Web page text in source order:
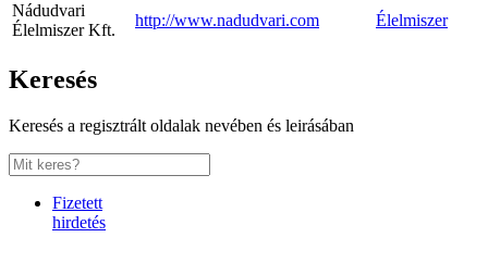
Nádudvari
Élelmiszer Kft.
http://www.nadudvari.com Élelmiszer
Keresés
Keresés a regisztrált oldalak nevében és leirásában
Fizetett
hirdetés